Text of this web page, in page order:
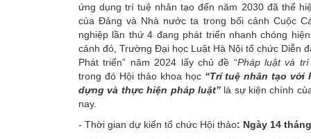
ứng dụng trí tuệ nhân tạo đến năm 2030 đã thể
của Đảng và Nhà nước ta trong bối cảnh Cuộc
nghiệp lần thứ 4 đang phát triển nhanh chóng
cảnh đó, Trường Đại học Luật Hà Nội tổ chức Diễn
Phát triển” năm 2024 lấy chủ đề “Pháp luật và
trong đó Hội thảo khoa học “Trí tuệ nhân tạo với
dựng và thực hiện pháp luật”là sự kiện chính
nay.
- Thời gian dự kiến tổ chức Hội thảo: Ngày 14